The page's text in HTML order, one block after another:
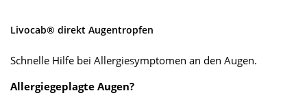
Livocab® direkt Augentropfen
Schnelle Hilfe bei Allergiesymptomen an den Augen.
Allergiegeplagte Augen?